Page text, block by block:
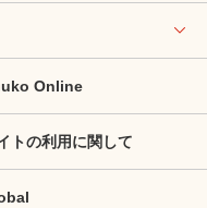
Online
トの利用に関して